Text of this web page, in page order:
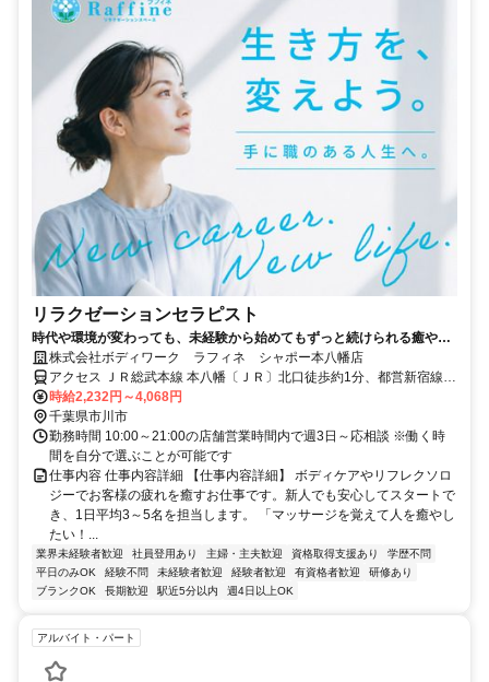
リラクゼーションセラピスト
時代や環境が変わっても、未経験から始めてもずっと続けられる癒やし
の仕事。手に職を身につけて、生き方を変えよう。
株式会社ボディワーク ラフィネ シャポー本八幡店
アクセス ＪＲ総武本線 本八幡〔ＪＲ〕北口徒歩約1分、都営新宿線
本八幡〔新宿線〕A2口徒歩約2分、京成本線 京成八幡出口3徒歩約5
分 最寄駅：本八幡駅
時給2,232円～4,068円
千葉県市川市
勤務時間 10:00～21:00の店舗営業時間内で週3日～応相談 ※働く時
間を自分で選ぶことが可能です
仕事内容 仕事内容詳細 【仕事内容詳細】 ボディケアやリフレクソロ
ジーでお客様の疲れを癒すお仕事です。新人でも安心してスタートで
き、1日平均3～5名を担当します。 「マッサージを覚えて人を癒やし
たい！...
業界未経験者歓迎 社員登用あり 主婦・主夫歓迎 資格取得支援あり
学歴不問
平日のみOK
経験不問 未経験者歓迎 経験者歓迎 有資格者歓迎
研修あり
ブランクOK
長期歓迎 駅近5分以内 週4日以上OK
アルバイト・パート